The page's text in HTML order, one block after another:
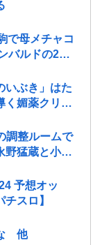
で母メチャコ
バルドの2歳
いぶき」はた
く媚薬クリー
調整ルームで
猛蔵と小林
予想オッ
スロ】
他